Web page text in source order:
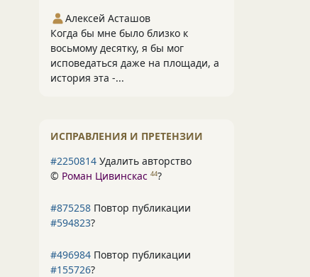
Алексей Асташов
Когда бы мне было близко к
восьмому десятку, я бы мог
исповедаться даже на площади, а
история эта -...
ИСПРАВЛЕНИЯ И ПРЕТЕНЗИИ
#2250814 Удалить авторство
© Роман Цивинскас 44?
#875258 Повтор публикации
#594823?
#496984 Повтор публикации
#155726?